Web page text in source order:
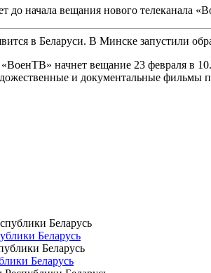
до начала вещания нового телеканала
начнет вещание 23 февраля в
и документальные
Беларусь
Беларусь